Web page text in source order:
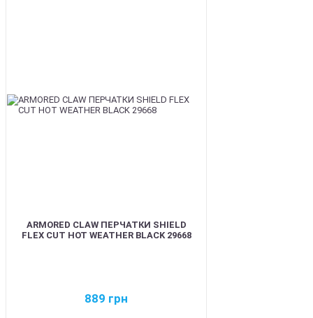
ARMORED CLAW ПЕРЧАТКИ SHIELD
FLEX CUT HOT WEATHER BLACK 29668
889 грн